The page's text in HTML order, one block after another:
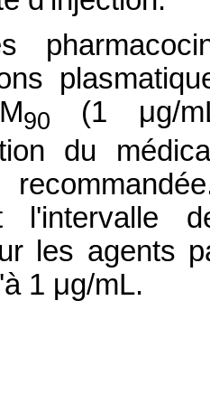
90 (1 μg/
du
l'intervalle
les agents
1 μg/mL.